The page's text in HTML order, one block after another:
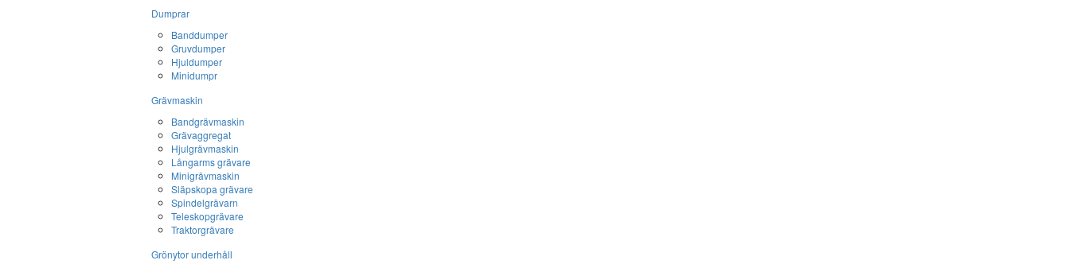
Dumprar
Banddumper
Gruvdumper
Hjuldumper
Minidumpr
Grävmaskin
Bandgrävmaskin
Grävaggregat
Hjulgrävmaskin
Långarms grävare
Minigrävmaskin
Släpskopa grävare
Spindelgrävarn
Teleskopgrävare
Traktorgrävare
Grönytor underhåll